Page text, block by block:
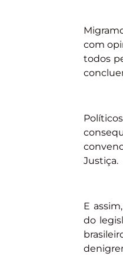
com
todos
Justiça.
E
do